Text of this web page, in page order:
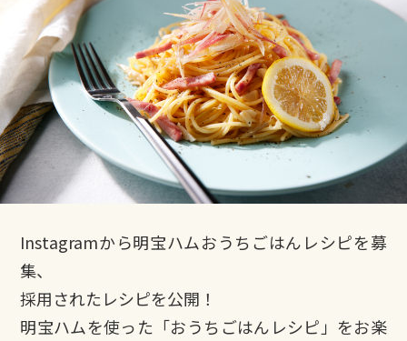
Instagramから明宝ハムおうちごはんレシピを募
集、
採用されたレシピを公開！
明宝ハムを使った「おうちごはんレシピ」をお楽